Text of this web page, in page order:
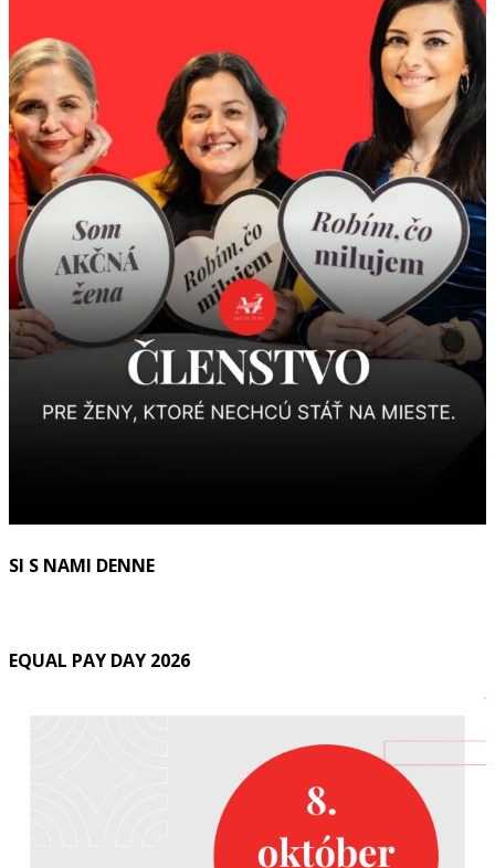
SI S NAMI DENNE
EQUAL PAY DAY 2026